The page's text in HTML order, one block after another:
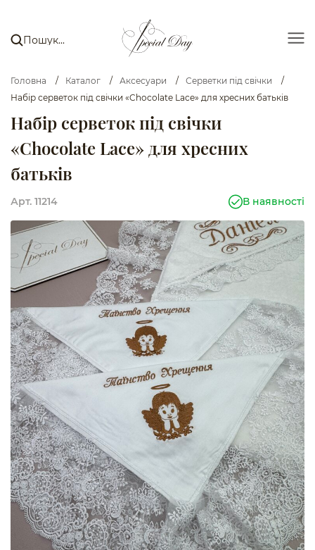
Головна / Каталог / Аксесуари / Серветки під свічки
/
Набір серветок під свічки «Chocolate Lace» для хресних батьків
Набір серветок під свічки
«Chocolate Lace» для хресних
батьків
Арт. 11214 В наявності